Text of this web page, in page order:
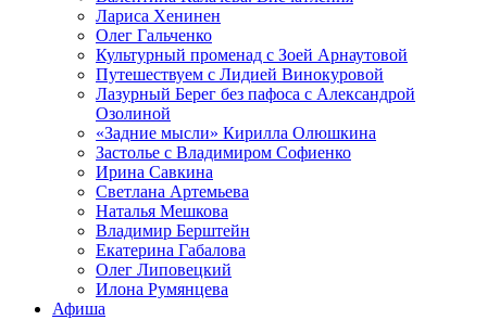
Лариса Хенинен
Олег Гальченко
Культурный променад с Зоей Арнаутовой
Путешествуем с Лидией Винокуровой
Лазурный Берег без пафоса с Александрой
Озолиной
«Задние мысли» Кирилла Олюшкина
Застолье с Владимиром Софиенко
Ирина Савкина
Светлана Артемьева
Наталья Мешкова
Владимир Берштейн
Екатерина Габалова
Олег Липовецкий
Илона Румянцева
Афиша